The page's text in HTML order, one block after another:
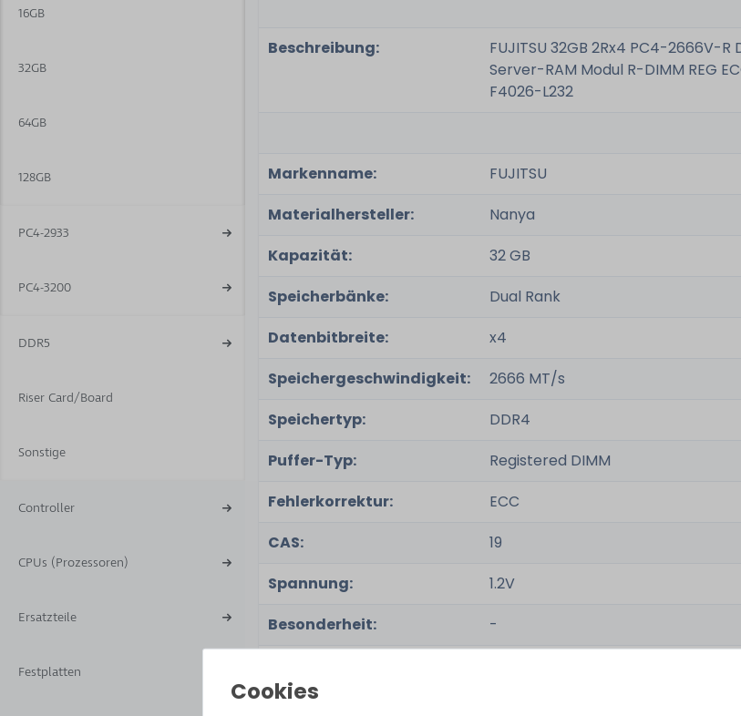
16GB
32GB
64GB
128GB
PC4-2933
PC4-3200
DDR5
Riser Card/Board
Sonstige
Controller
CPUs (Prozessoren)
Ersatzteile
Festplatten
Beschreibung:
FUJITSU 32GB 2Rx4 PC4-2666V-R
Server-RAM Modul R-DIMM REG
F4026-L232
Markenname:
FUJITSU
Materialhersteller:
Nanya
Kapazität:
32 GB
Speicherbänke:
Dual Rank
Datenbitbreite:
x4
Speichergeschwindigkeit:
2666 MT/s
Speichertyp:
DDR4
Puffer-Typ:
Registered DIMM
Fehlerkorrektur:
ECC
CAS:
19
Spannung:
1.2V
Besonderheit:
-